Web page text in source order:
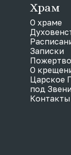
Храм
О храме
Записки
О
Царское
под
Контакты